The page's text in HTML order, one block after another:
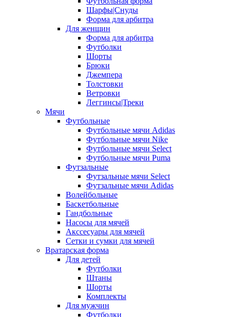
Шарфы|Снуды
Форма для арбитра
Для женщин
Форма для арбитра
Футболки
Шорты
Брюки
Джемпера
Толстовки
Ветровки
Леггинсы|Треки
Мячи
Футбольные
Футбольные мячи Adidas
Футбольные мячи Nike
Футбольные мячи Select
Футбольные мячи Puma
Футзальные
Футзальные мячи Select
Футзальные мячи Adidas
Волейбольные
Баскетбольные
Гандбольные
Насосы для мячей
Акссесуары для мячей
Сетки и сумки для мячей
Вратарская форма
Для детей
Футболки
Штаны
Шорты
Комплекты
Для мужчин
Футболки